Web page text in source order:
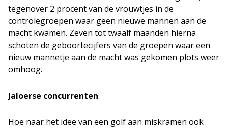
tegenover 2 procent van de vrouwtjes in de
controlegroepen waar geen nieuwe mannen aan de
macht kwamen. Zeven tot twaalf maanden hierna
schoten de geboortecijfers van de groepen waar een
nieuw mannetje aan de macht was gekomen plots weer
omhoog.
Jaloerse concurrenten
Hoe naar het idee van een golf aan miskramen ook